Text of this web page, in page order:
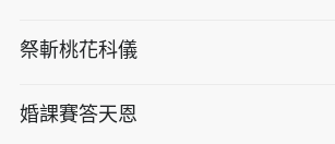
祭斬桃花科儀
婚課賽答天恩